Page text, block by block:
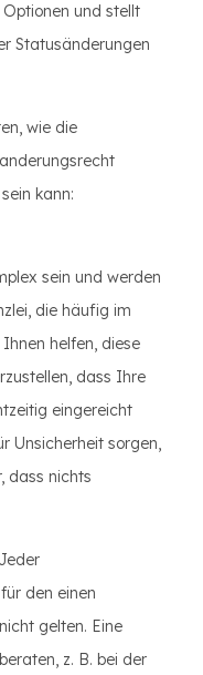
und stellt
Statusänderungen
wie die
kann:
sein und werden
die häufig im
helfen, diese
dass Ihre
eingereicht
Unsicherheit sorgen,
dass nichts
Jeder
den einen
gelten. Eine
z. B. bei der